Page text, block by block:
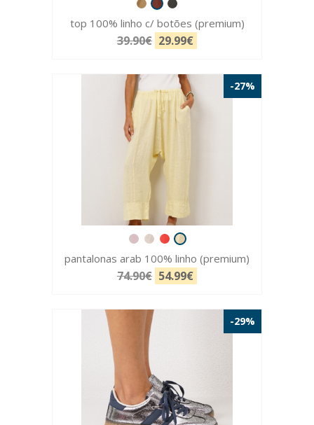
top 100% linho c/ botões (premium)
39.90€ 29.99€
-27%
pantalonas arab 100% linho (premium)
74.90€ 54.99€
-29%